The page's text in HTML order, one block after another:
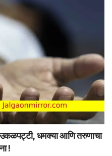
धमक्या आणि तरुणाचा
!